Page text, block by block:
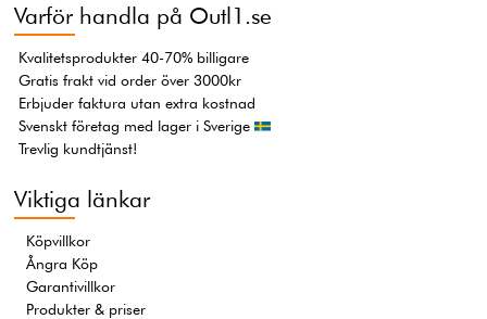
Varför handla på Outl1.se
Kvalitetsprodukter 40-70% billigare
Gratis frakt vid order över 3000kr
Erbjuder faktura utan extra kostnad
Svenskt företag med lager i Sverige
Trevlig kundtjänst!
Viktiga länkar
Köpvillkor
Ångra Köp
Garantivillkor
Produkter & priser